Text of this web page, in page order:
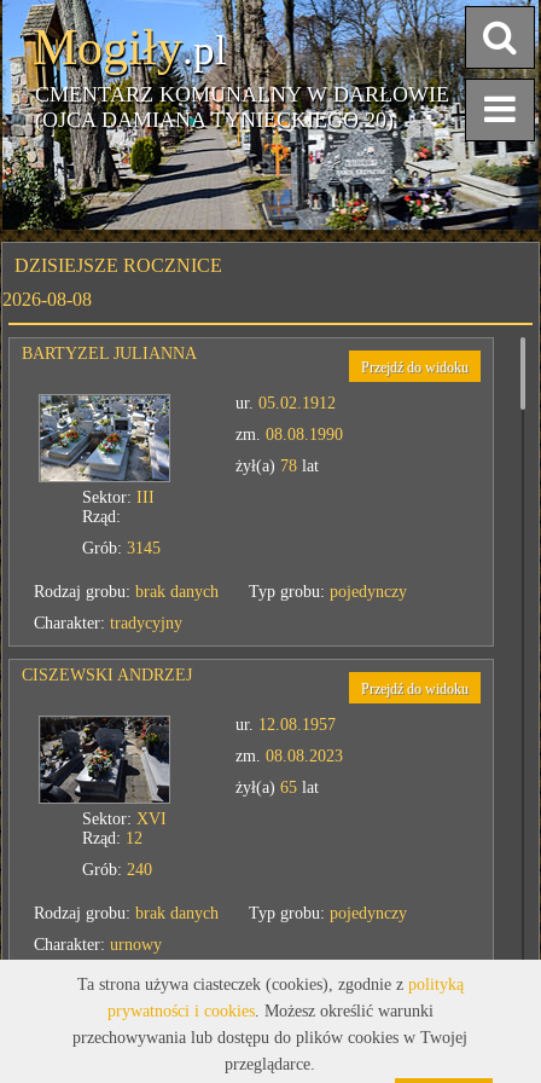
Mogiły.pl
CMENTARZ KOMUNALNY W DARŁOWIE
(OJCA DAMIANA TYNIECKIEGO 20)
DZISIEJSZE ROCZNICE
2026-08-08
BARTYZEL JULIANNA
Przejdź do widoku
ur.05.02.1912
zm.08.08.1990
żył(a) 78 lat
Sektor:III
Rząd:
Grób:3145
Rodzaj grobu:brak danych Typ grobu:pojedynczy
Charakter:tradycyjny
CISZEWSKI ANDRZEJ
Przejdź do widoku
ur. 12.08.1957
zm.08.08.2023
żył(a)65 lat
Sektor:XVI
Rząd: 12
Grób:240
Rodzaj grobu:brak danych Typ grobu:pojedynczy
Charakter:urnowy
Przejdź do widoku
ur.16.07.1909
zm. 08.08.1982
Ta strona używa ciasteczek (cookies), zgodnie z polityką
prywatności i cookies. Możesz określić warunki
przechowywania lub dostępu do plików cookies w Twojej
przeglądarce.